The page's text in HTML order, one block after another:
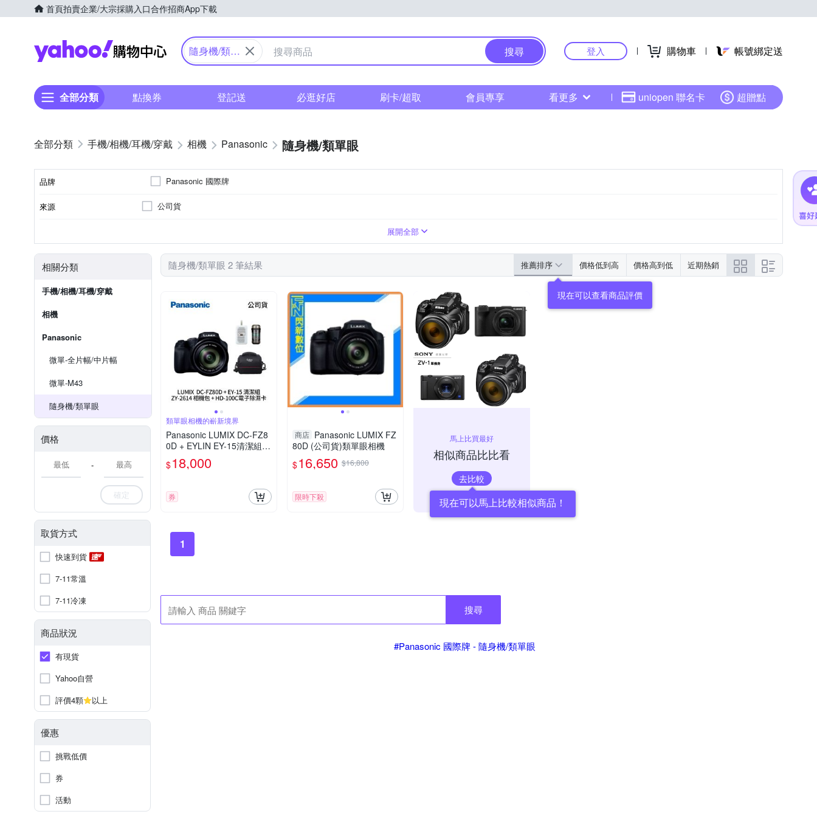
首頁拍賣企業/大宗採購入口合作招商App下載
Yahoo購物中心
隨身機/類單
搜尋 登入 購物車 帳號綁定送
全部分類 點換券 登記送 必逛好店 刷卡/超取 會員專享 看更多 uniopen 聯名卡 超贈點
手機/相機/耳機/穿戴 相機 Panasonic 隨身機/類單眼
品牌 Panasonic 國際牌
來源 公司貨
展開全部
相關分類
手機/相機/耳機/穿戴
相機
Panasonic
微單-全片幅/中片幅
微單-M43
隨身機/類單眼
價格
-
確定
取貨方式
快速到貨
7-11常溫
7-11冷凍
商品狀況
有現貨
Yahoo自營
評價4顆
以上
優惠
挑戰低價
券
活動
隨身機/類單眼 2 筆結果 推薦排序 價格低到高 價格高到低 近期熱銷
現在可以查看商品評價
類單眼相機的嶄新境界
Panasonic LUMIX DC-FZ8
0D + EYLIN EY-15清潔組 +
SunLight ZY-2614相機包 +
EirMai 銳瑪 HD-100C電子
$18,000
券
商店 Panasonic LUMIX FZ
80D (公司貨)類單眼相機
$16,650 $16,800
限時下殺
馬上比買最好
相似商品比比看
去比較
現在可以馬上比較相似商品！
1
搜尋
#Panasonic 國際牌 - 隨身機/類單眼